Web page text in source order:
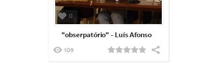
0
"obserpatório" - Luís Afonso
109